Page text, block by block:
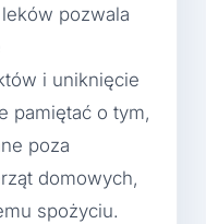
pozwala
i uniknięcie
pamiętać o tym,
poza
domowych,
spożyciu.